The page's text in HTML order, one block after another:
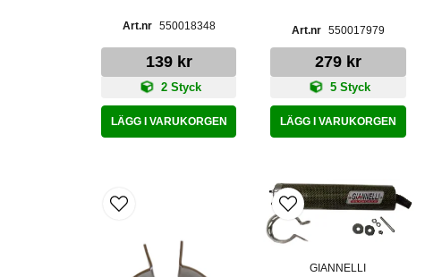
550018348
139 kr
2 Styck
LÄGG I VARUKORGEN
550017979
279 kr
5 Styck
LÄGG I VARUKORGEN
GIANNELLI